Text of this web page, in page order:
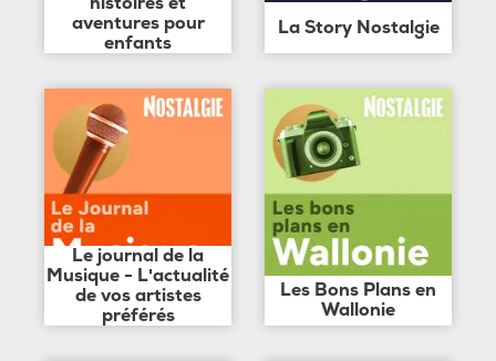
aventures pour
enfants
La Story Nostalgie
Le journal de la
Musique - L'actualité
de vos artistes
préférés
Les Bons Plans en
Wallonie